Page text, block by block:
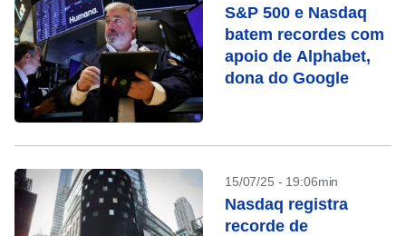
S&P 500 e Nasdaq
batem recordes com
apoio de Alphabet,
dona do Google
15/07/25 - 19:06min
Nasdaq registra
recorde de